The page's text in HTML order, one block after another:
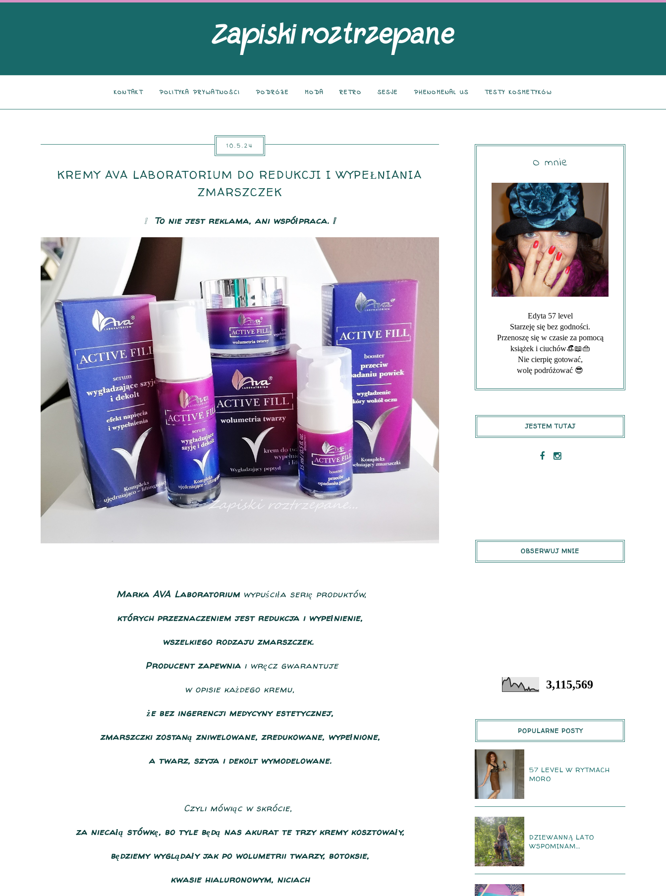
KONTAKT POLITYKA PRYWATNOŚCI PODRÓŻE MODA RETRO SESJE PHENOMENAL US TESTY KOSMETYKÓW
10.5.24
KREMY AVA LABORATORIUM DO REDUKCJI I WYPEŁNIANIA
ZMARSZCZEK
❕ To nie jest reklama, ani współpraca. ❕
Marka AVA Laboratoriumwypuściła serię produktów,
których przeznaczeniem jest redukcja i wypełnienie,
wszelkiego rodzaju zmarszczek.
Producent zapewniai wręcz gwarantuje
w opisie każdego kremu,
że bez ingerencji medycyny estetycznej,
zmarszczki zostaną zniwelowane, zredukowane, wypełnione,
a twarz, szyja i dekolt wymodelowane.
Czyli mówiąc w skrócie,
za niecałą stówkę, bo tyle będą nas akurat te trzy kremy kosztowały,
będziemy wyglądały jak po wolumetrii twarzy, botoksie,
kwasie hialuronowym, niciach
O mnie
Edyta 57 level
Starzeję się bez godności.
Przenoszę się w czasie za pomocą
książek i ciuchów👒📖👜
Nie cierpię gotować,
wolę podróżować 😎
JESTEM TUTAJ
OBSERWUJ MNIE
3,115,569
POPULARNE POSTY
57 LEVEL W RYTMACH
MORO
DZIEWANNĄ LATO
WSPOMINAM...